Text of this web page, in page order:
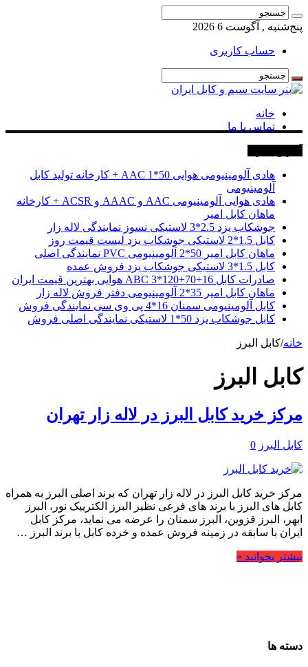
پنج‌شنبه , آگوست 6 2026
حساب کاربری
خانه
تماس با ما
هادی آلومینیومی هوایی 50*1 AAC + کارخانه تولید کابل
آلومینیومی
هادی هوایی آلومینیومی AAC و AAAC و ACSR + کارخانه
ماهان کابل امیر
جوشکاب یزد 2.5*3 لاستیکی نسوز نمایندگی لاله زار
کابل 1.5*2 لاستیکی جوشکاب یزد لیست قیمت روز
ماهان کابل امیر 50*2 آلومینیومی PVC نمایندگی اصلی
کابل 1.5*3 لاستیکی جوشکاب یزد فروش عمده
صادرات کابل 16+70+120*3 ABC هوایی بهترین قیمت ایران
ماهان کابل امیر 35*2 آلومینیومی دفتر فروش لاله زار
کابل آلومینیومی سمنان 16*4 پی وی سی نمایندگی فروش
کابل جوشکاب یزد 50*1 لاستیکی نمایندگی اصلی فروش
خانه/کابل البرز
کابل البرز
مرکز خرید کابل البرز در لاله زار تهران
کابل البرز 0
مرکز خرید کابل البرز در لاله زار تهران که برند اصلی البرز به همراه
کابل های البرز با برند های فرعی نظیر البرز الکترییک نور، البرز
ابهر، البرز قزوین، البرز سمنان را عرضه می نماید، مرکز کابل
ایران با سابقه در زمینه فروش عمده و خرده کابل با برند البرز …
بیشتر بخوانید »
دسته ها